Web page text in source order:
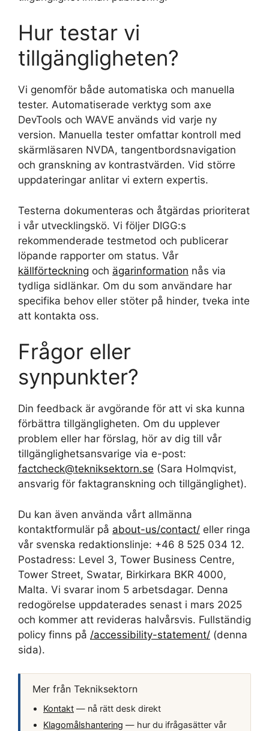
Hur testar vi
tillgängligheten?
Vi genomför både automatiska och manuella
tester. Automatiserade verktyg som axe
DevTools och WAVE används vid varje ny
version. Manuella tester omfattar kontroll med
skärmläsaren NVDA, tangentbordsnavigation
och granskning av kontrastvärden. Vid större
uppdateringar anlitar vi extern expertis.
Testerna dokumenteras och åtgärdas prioriterat
i vår utvecklingskö. Vi följer DIGG:s
rekommenderade testmetod och publicerar
löpande rapporter om status. Vår
källförteckning och ägarinformation nås via
tydliga sidlänkar. Om du som användare har
specifika behov eller stöter på hinder, tveka inte
att kontakta oss.
Frågor eller
synpunkter?
Din feedback är avgörande för att vi ska kunna
förbättra tillgängligheten. Om du upplever
problem eller har förslag, hör av dig till vår
tillgänglighetsansvarige via e-post:
factcheck@tekniksektorn.se (Sara Holmqvist,
ansvarig för faktagranskning och tillgänglighet).
Du kan även använda vårt allmänna
kontaktformulär på about-us/contact/ eller ringa
vår svenska redaktionslinje: +46 8 525 034 12.
Postadress: Level 3, Tower Business Centre,
Tower Street, Swatar, Birkirkara BKR 4000,
Malta. Vi svarar inom 5 arbetsdagar. Denna
redogörelse uppdaterades senast i mars 2025
och kommer att revideras halvårsvis. Fullständig
policy finns på /accessibility-statement/ (denna
sida).
Mer från Tekniksektorn
Kontakt — nå rätt desk direkt
Klagomålshantering — hur du ifrågasätter vår